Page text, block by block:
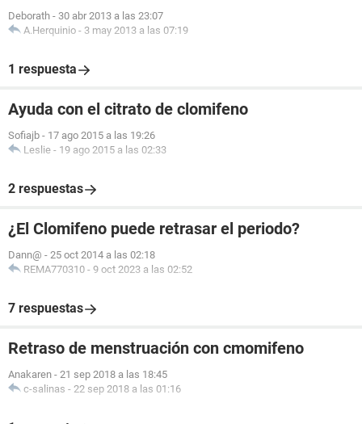
Deborath - 30 abr 2013 a las 23:07
A.Herquinio - 3 may 2013 a las 07:19
1 respuesta
Ayuda con el citrato de clomifeno
Sofiajb - 17 ago 2015 a las 19:26
Leslie - 19 ago 2015 a las 02:33
2 respuestas
¿El Clomifeno puede retrasar el periodo?
Dann@ - 25 oct 2014 a las 02:18
REMA770310 - 9 oct 2023 a las 02:52
7 respuestas
Retraso de menstruación con cmomifeno
Anakaren - 21 sep 2018 a las 18:45
c-salinas - 22 sep 2018 a las 01:16